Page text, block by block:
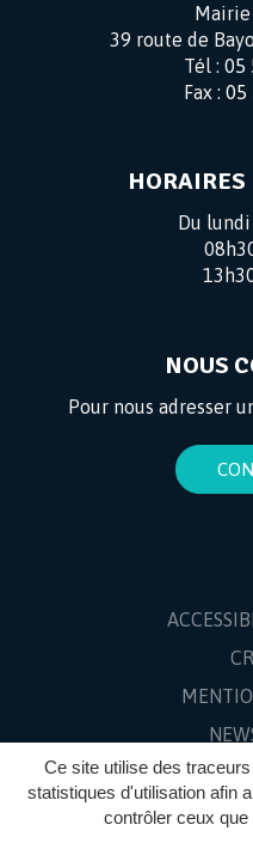
Ce site utilise des
statistiques d'utilisation afin
contrôler ceux
39 route de
Tél : 05
Fax : 05
HORAIRES
Du
NOUS
Pour nous adresser